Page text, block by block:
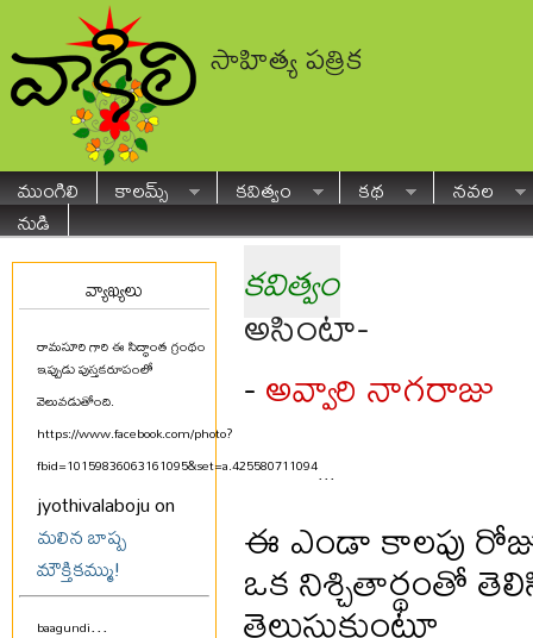
సాహిత్య పత్రిక
ముంగిలి కాలమ్స్ కవిత్వం కథ
నవల
నుడి
వ్యాఖ్యలు
రామసూరి గారి ఈ సిద్ధాంత గ్రంథం
ఇప్పుడు పుస్తకరూపంలో
వెలువడుతోంది.
https://www.facebook.com/photo?
fbid=10159836063161095&set=a.425580711094...
jyothivalaboju on
మలిన బాష్ప
మౌక్తికమ్ము!
baagundi...
కవిత్వం
అసింటా-
-అవ్వారి నాగరాజు
ఈ ఎండా కాలపు
ఒక నిశ్చితార్థంతో
తెలుసుకుంటూ